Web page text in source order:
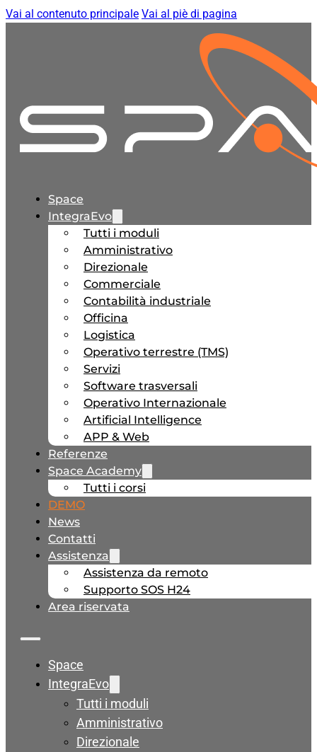
Vai al contenuto principale Vai al piè di pagina
Space
IntegraEvo
Tutti i moduli
Amministrativo
Direzionale
Commerciale
Contabilità industriale
Officina
Logistica
Operativo terrestre (TMS)
Servizi
Software trasversali
Operativo Internazionale
Artificial Intelligence
APP & Web
Referenze
Space Academy
Tutti i corsi
DEMO
News
Contatti
Assistenza
Assistenza da remoto
Supporto SOS H24
Area riservata
Space
IntegraEvo
Tutti i moduli
Amministrativo
Direzionale